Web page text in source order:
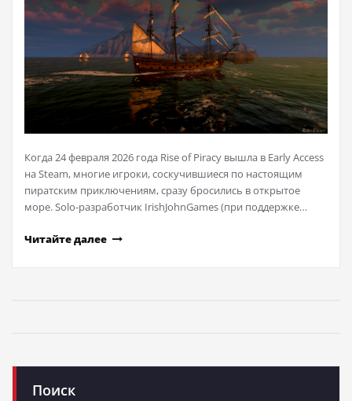
Когда 24 февраля 2026 года Rise of Piracy вышла в Early Access
на Steam, многие игроки, соскучившиеся по настоящим
пиратским приключениям, сразу бросились в открытое
море. Solo-разработчик IrishJohnGames (при поддержке…
Читайте далее
Поиск